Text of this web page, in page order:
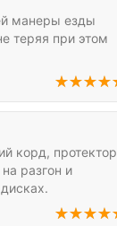
манеры езды
теряя при этом
корд, протектор
разгон и